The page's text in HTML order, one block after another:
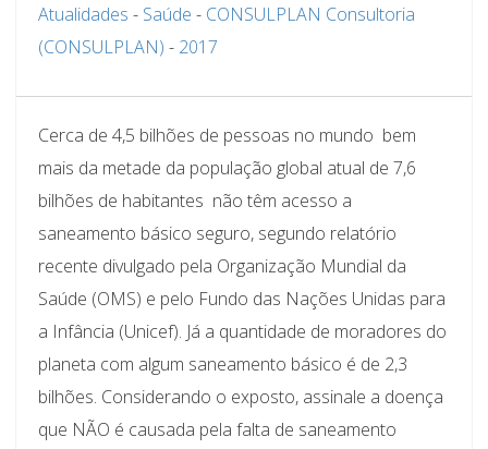
Atualidades - Saúde - CONSULPLAN Consultoria
(CONSULPLAN) - 2017
Cerca de 4,5 bilhões de pessoas no mundo  bem
mais da metade da população global atual de 7,6
bilhões de habitantes  não têm acesso a
saneamento básico seguro, segundo relatório
recente divulgado pela Organização Mundial da
Saúde (OMS) e pelo Fundo das Nações Unidas para
a Infância (Unicef). Já a quantidade de moradores do
planeta com algum saneamento básico é de 2,3
bilhões. Considerando o exposto, assinale a doença
que NÃO é causada pela falta de saneamento